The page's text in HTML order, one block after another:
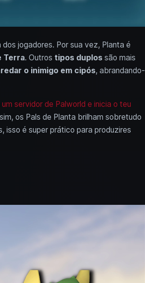
jogadores. Por sua vez, Planta é
Terra. Outros tipos duplossão mais
o inimigo em cipós, abrandando-
um servidor de Palworld e inicia o teu
os Pals de Planta brilham sobretudo
isso é super prático para produzires